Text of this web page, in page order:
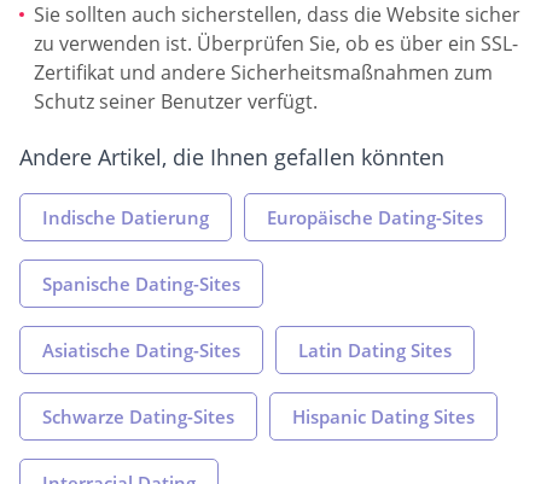
Sie sollten auch sicherstellen, dass die Website sicher
zu verwenden ist. Überprüfen Sie, ob es über ein SSL-
Zertifikat und andere Sicherheitsmaßnahmen zum
Schutz seiner Benutzer verfügt.
Andere Artikel, die Ihnen gefallen könnten
Indische Datierung Europäische Dating-Sites
Spanische Dating-Sites
Asiatische Dating-Sites Latin Dating Sites
Schwarze Dating-Sites Hispanic Dating Sites